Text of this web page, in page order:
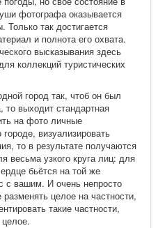
фотографа оказывается
Только так достигается
и полнота его охвата.
высказывания здесь
коллекций туристических
город так, чтоб он был
то выходит стандартная
на фото личные
визуализировать
то в результате получаются
весьма узкого круга лиц: для
бьётся на той же
с вашим. И очень непросто
целое на частности,
такие частности,